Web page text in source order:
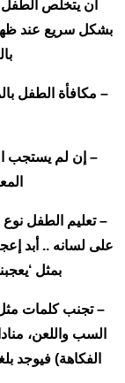
أن يتخلص
بشكل سريع عند
– مكافأة الطفل
– تعليم الطفل
على لسانه .. أبد
بمثل
– تجنب كلمات
السب واللعن،
الفكاهة) فيوجد